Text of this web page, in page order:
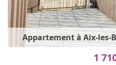
Appartement à Aix-les-
1